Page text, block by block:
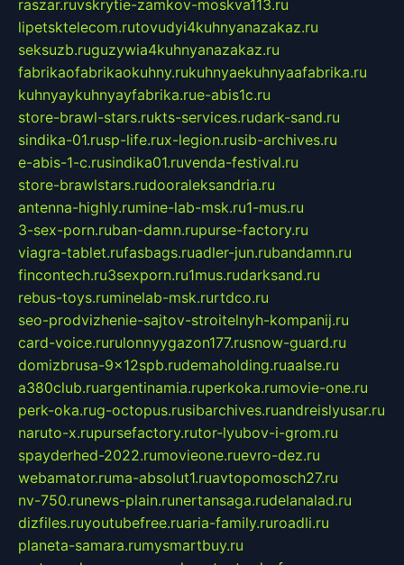
raszar.ruvskrytie-zamkov-moskva113.ru
lipetsktelecom.rutovudyi4kuhnyanazakaz.ru
seksuzb.ruguzywia4kuhnyanazakaz.ru
fabrikaofabrikaokuhny.rukuhnyaekuhnyaafabrika.ru
kuhnyaykuhnyayfabrika.rue-abis1c.ru
store-brawl-stars.rukts-services.rudark-sand.ru
sindika-01.rusp-life.rux-legion.rusib-archives.ru
e-abis-1-c.rusindika01.ruvenda-festival.ru
store-brawlstars.rudooraleksandria.ru
antenna-highly.rumine-lab-msk.ru1-mus.ru
3-sex-porn.ruban-damn.rupurse-factory.ru
viagra-tablet.rufasbags.ruadler-jun.rubandamn.ru
fincontech.ru3sexporn.ru1mus.rudarksand.ru
rebus-toys.ruminelab-msk.rurtdco.ru
seo-prodvizhenie-sajtov-stroitelnyh-kompanij.ru
card-voice.rurulonnyygazon177.rusnow-guard.ru
domizbrusa-9x12spb.rudemaholding.ruaalse.ru
a380club.ruargentinamia.ruperkoka.rumovie-one.ru
perk-oka.rug-octopus.rusibarchives.ruandreislyusar.ru
naruto-x.rupursefactory.rutor-lyubov-i-grom.ru
spayderhed-2022.rumovieone.ruevro-dez.ru
webamator.ruma-absolut1.ruavtopomosch27.ru
nv-750.runews-plain.runertansaga.rudelanalad.ru
dizfiles.ruyoutubefree.ruaria-family.ruroadli.ru
planeta-samara.rumysmartbuy.ru